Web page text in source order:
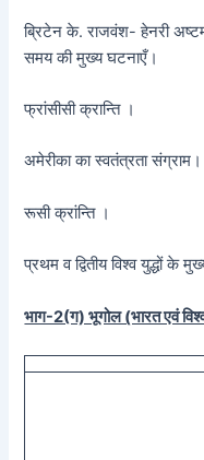
ब्रिटेन के. राजवंश- हेनरी
समय की मुख्य घटनाएँ।
फ्रांसीसी क्रान्ति ।
अमेरीका का स्वतंत्रता संग्राम।
रूसी क्रांन्ति ।
प्रथम व द्वितीय विश्व युद्धों के
भाग-2(ग) भूगोल (भारत एवं